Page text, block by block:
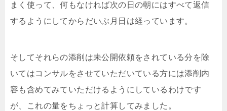
まく使って、何もなければ次の日の朝にはすべて返信
するようにしてからだいぶ月日は経っています。
そしてそれらの添削は未公開依頼をされている分を除
いてはコンサルをさせていただいている方には添削内
容も含めてみていただけるようにしているわけです
が、これの量をちょっと計算してみました。